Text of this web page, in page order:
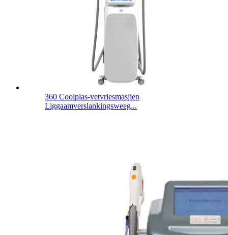
360 Coolplas-vetvriesmasjien
Liggaamverslankingsweeg...